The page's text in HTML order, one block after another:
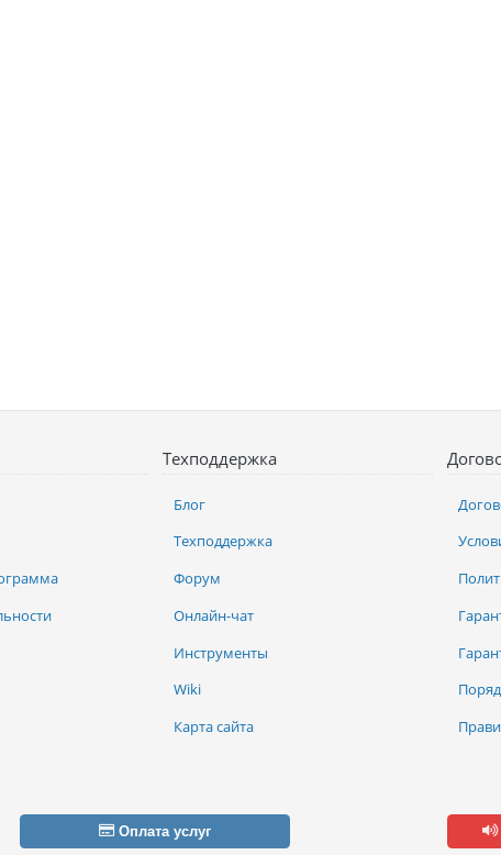
Техподдержка
Блог
Техподдержка
Форум
Онлайн-чат
Инструменты
Wiki
Карта сайта
Оплата услуг